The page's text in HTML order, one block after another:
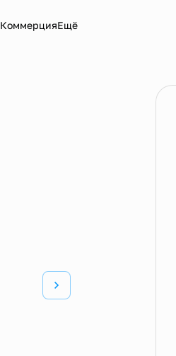
КоммерцияЕщё